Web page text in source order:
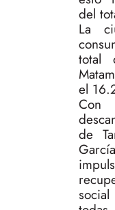
del
La
total
el
de